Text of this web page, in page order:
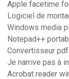
Apple facetime
Logiciel de
Windows media
Notepad++
Convertisseur
Je narrive pas à
Acrobat reader